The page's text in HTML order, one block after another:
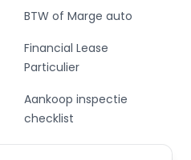
BTW of Marge auto
Financial Lease
Particulier
Aankoop inspectie
checklist
Private Leasen,